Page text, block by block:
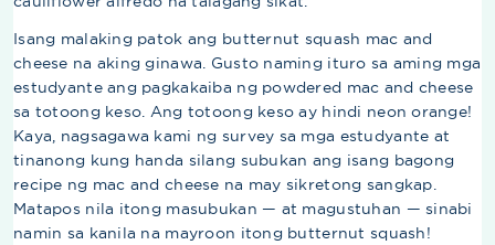
Isang malaking patok ang butternut squash mac and
cheese na aking ginawa. Gusto naming ituro sa aming mga
estudyante ang pagkakaiba ng powdered mac and cheese
sa totoong keso. Ang totoong keso ay hindi neon orange!
Kaya, nagsagawa kami ng survey sa mga estudyante at
tinanong kung handa silang subukan ang isang bagong
recipe ng mac and cheese na may sikretong sangkap.
Matapos nila itong masubukan — at magustuhan — sinabi
namin sa kanila na mayroon itong butternut squash!